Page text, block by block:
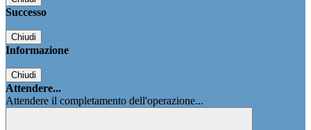
Successo
Chiudi
Informazione
Chiudi
Attendere...
Attendere il completamento dell'operazione...